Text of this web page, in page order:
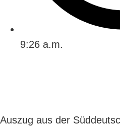
9:26 a.m.
Auszug aus der